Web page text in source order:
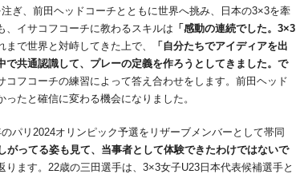
ぎ、前田ヘッドコーチとともに世界へ挑み、日本の3×3を牽
、イサコフコーチに教わるスキルは 「感動の連続でした。3×3
まで世界と対峙してきた上で、
「自分たちでアイディアを出
共通認識して、プレーの定義を作ろうとしてきました。で
コフコーチの練習によって答え合わせをします。前田ヘッド
たと確信に変わる機会になりました。
パリ2024オリンピック予選をリザーブメンバーとして帯同
がってる姿も見て、当事者として体験できたわけではないで
ります。22歳の三田選手は、3×3女子U23日本代表候補選手と